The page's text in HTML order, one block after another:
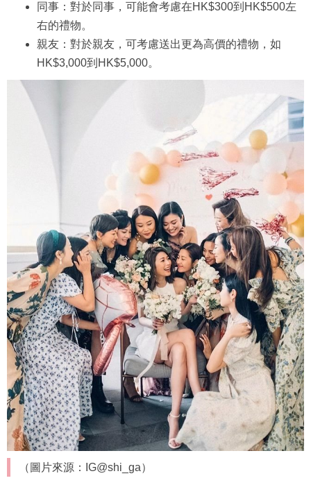
同事：對於同事，可能會考慮在HK$300到HK$500左
右的禮物。
親友：對於親友，可考慮送出更為高價的禮物，如
HK$3,000到HK$5,000。
（圖片來源：IG@shi_ga）